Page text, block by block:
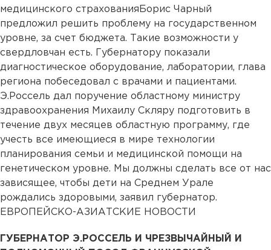
медицинского страхованияБорис Чарный
предложил решить проблему на государственном
уровне, за счет бюджета. Такие возможности у
свердловчан есть. Губернатору показали
диагностическое оборудование, лаборатории, глава
региона побеседовал с врачами и пациентами.
Э.Россель дал поручение областному министру
здравоохранения Михаилу Скляру подготовить в
течение двух месяцев областную программу, где
учесть все имеющиеся в мире технологии
планирования семьи и медицинской помощи на
генетическом уровне. Мы должны сделать все от нас
зависящее, чтобы дети на Среднем Урале
рождались здоровыми, заявил губернатор.
ЕВРОПЕЙСКО-АЗИАТСКИЕ НОВОСТИ
ГУБЕРНАТОР Э.РОССЕЛЬ И ЧРЕЗВЫЧАЙНЫЙ И